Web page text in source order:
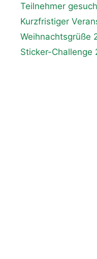
Teilnehmer
Kurzfristiger
Weihnachtsgrüße
Sticker-Challenge